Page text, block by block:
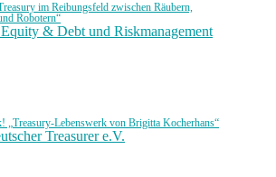
im Reibungsfeld zwischen Räubern,
Robotern“
& Debt und Riskmanagement
„Treasury-Lebenswerk von Brigitta Kocherhans“
Treasurer e.V.